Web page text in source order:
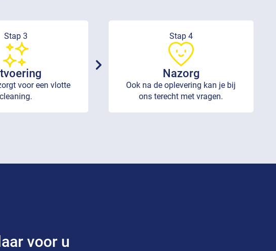
Stap 3
voor een vlotte
cleaning.
Stap 4
Nazorg
Ook na de oplevering kan je bij
ons terecht met vragen.
voor u